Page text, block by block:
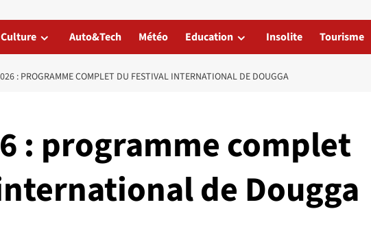
Culture Auto&Tech Météo Education Insolite Tourisme
: PROGRAMME COMPLET DU FESTIVAL INTERNATIONAL DE DOUGGA
: programme complet
de Dougga